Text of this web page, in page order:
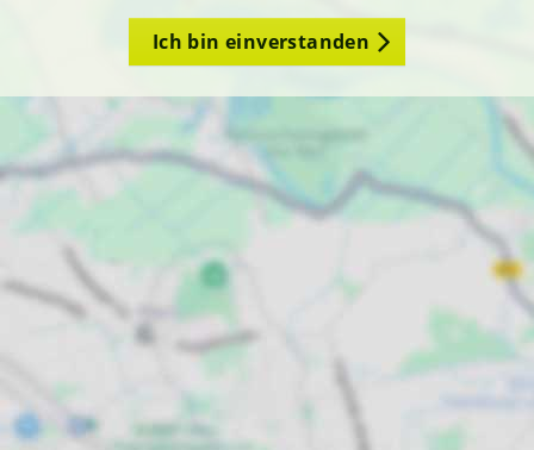
Ich bin einverstanden